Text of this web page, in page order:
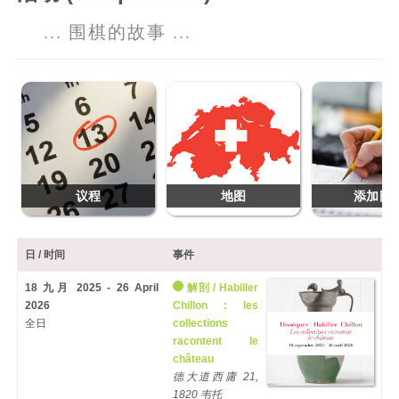
... 围棋的故事 ...
议程 地图 添加日
日 / 时间 事件
18 九月 2025 - 26 April
2026
全日
解剖 / Habiller
Chillon :
les
collections
racontent le
château
德大道西庸 21,
1820 韦托